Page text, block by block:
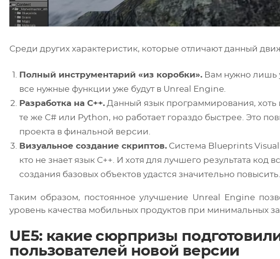
Среди других характеристик, которые отличают данный
Полный инструментарий «из коробки». Вам нужно лишь
все нужные функции уже будут в Unreal Engine.
Разработка на C++. Данный язык программирования,
те же C# или Python, но работает гораздо быстрее. Это
проекта в финальной версии.
Визуальное создание скриптов. Система Blueprints
кто не знает язык C++. И хотя для лучшего результата код
создания базовых объектов удастся значительно повысить.
Таким образом, постоянное улучшение Unreal Engine
уровень качества мобильных продуктов при минимальных
UE5: какие сюрпризы
пользователей новой версии